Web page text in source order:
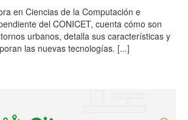
en Ciencias de la Computación e
del CONICET, cuenta cómo son
urbanos, detalla sus características y
las nuevas tecnologías. [...]